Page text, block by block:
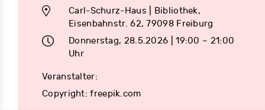
Carl-Schurz-Haus | Bibliothek,
Eisenbahnstr. 62, 79098 Freiburg
Donnerstag, 28.5.2026 | 19:00 – 21:00
Uhr
Veranstalter:
Copyright: freepik.com